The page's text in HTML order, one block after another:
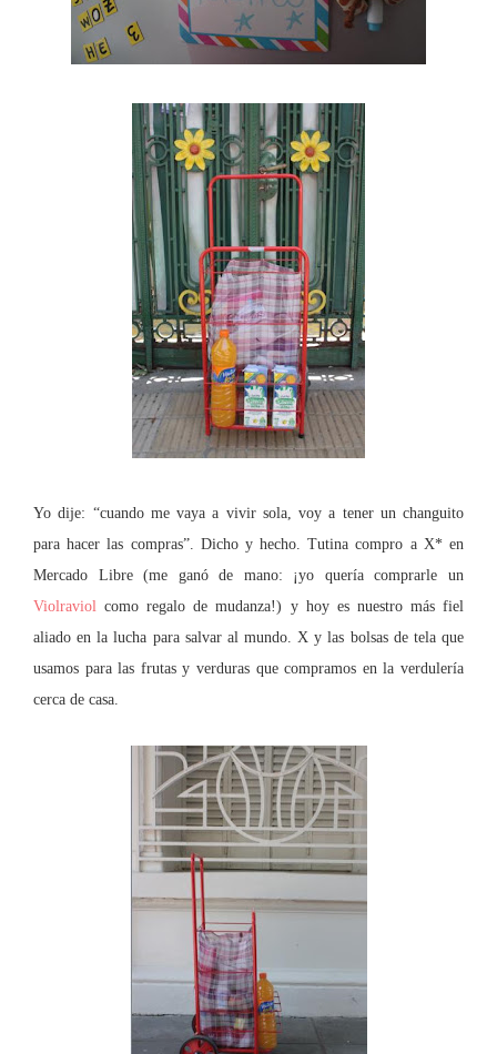
Yo dije: “cuando me vaya a vivir sola, voy a tener un changuito
para hacer las compras”. Dicho y hecho. Tutina compro a X* en
Mercado Libre (me ganó de mano: ¡yo quería comprarle un
Violraviol como regalo de mudanza!) y hoy es nuestro más fiel
aliado en la lucha para salvar al mundo. X y las bolsas de tela que
usamos para las frutas y verduras que compramos en la verdulería
cerca de casa.